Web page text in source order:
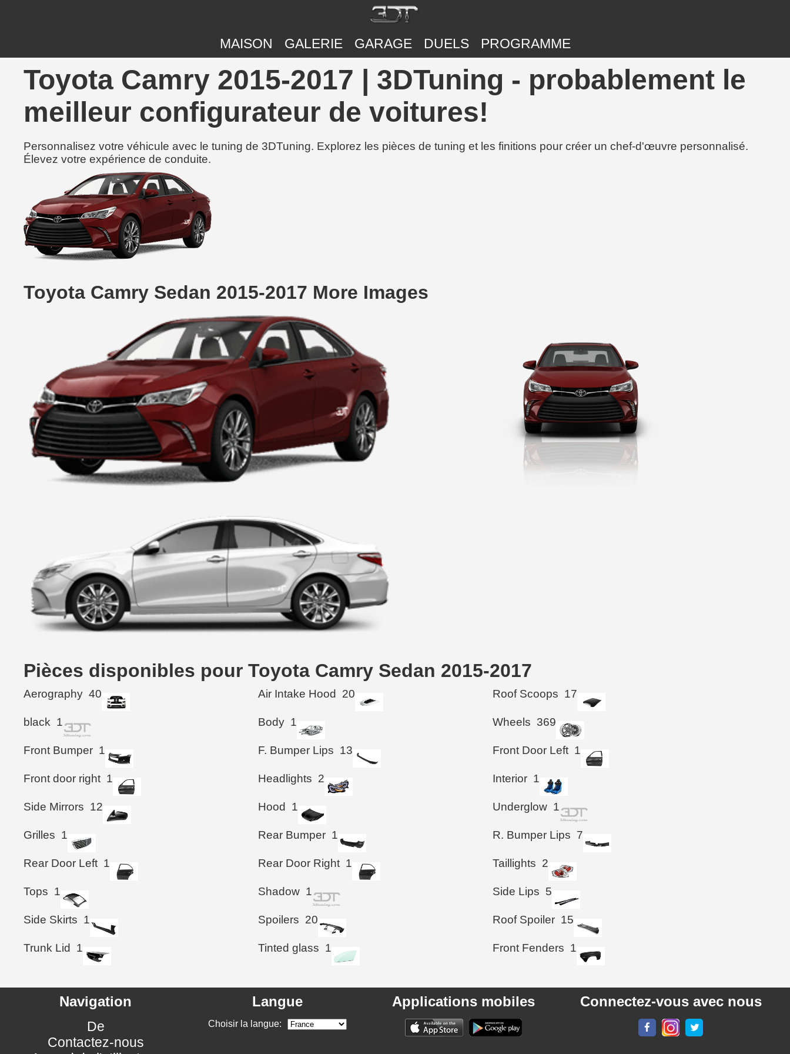
MAISON GALERIE GARAGE DUELS PROGRAMME
Toyota Camry 2015-2017 | 3DTuning - probablement le
meilleur configurateur de voitures!
Personnalisez votre véhicule avec le tuning de 3DTuning. Explorez les pièces de tuning et les finitions pour créer un chef-d'œuvre personnalisé.
Élevez votre expérience de conduite.
Toyota Camry Sedan 2015-2017 More Images
Pièces disponibles pour Toyota Camry Sedan 2015-2017
Aerography 40 Air Intake Hood 20 Roof Scoops 17
black 1 Body 1 Wheels 369
Front Bumper 1 F. Bumper Lips 13 Front Door Left 1
Front door right 1 Headlights 2 Interior 1
Side Mirrors 12 Hood 1 Underglow 1
Grilles 1 Rear Bumper 1 R. Bumper Lips 7
Rear Door Left 1 Rear Door Right 1 Taillights 2
Tops 1 Shadow 1 Side Lips 5
Side Skirts 1 Spoilers 20 Roof Spoiler 15
Trunk Lid 1 Tinted glass 1 Front Fenders 1
Navigation
De
Contactez-nous
Langue
Choisir la langue:
Applications mobiles Connectez-vous avec nous